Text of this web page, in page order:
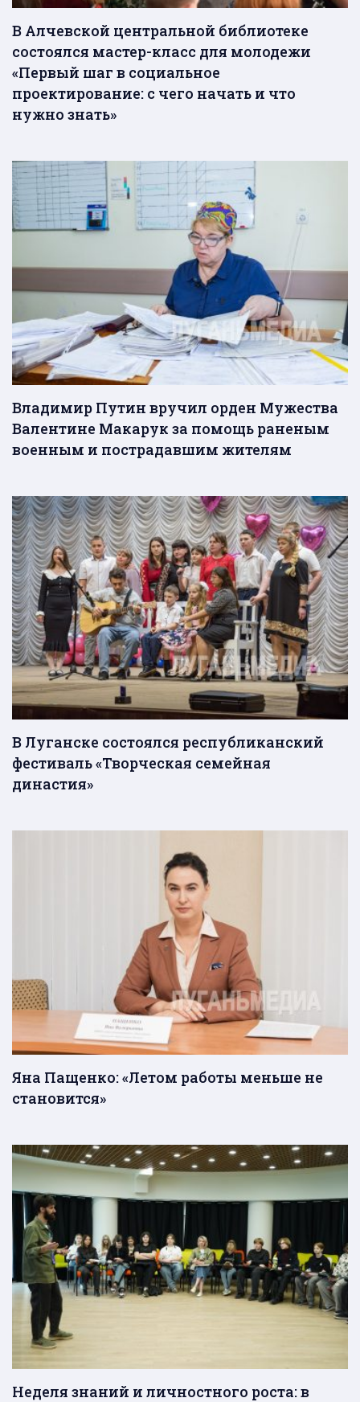
В Алчевской центральной библиотеке
состоялся мастер-класс для молодежи
«Первый шаг в социальное
проектирование: с чего начать и что
нужно знать»
Владимир Путин вручил орден Мужества
Валентине Макарук за помощь раненым
военным и пострадавшим жителям
В Луганске состоялся республиканский
фестиваль «Творческая семейная
династия»
Яна Пащенко: «Летом работы меньше не
становится»
Неделя знаний и личностного роста: в